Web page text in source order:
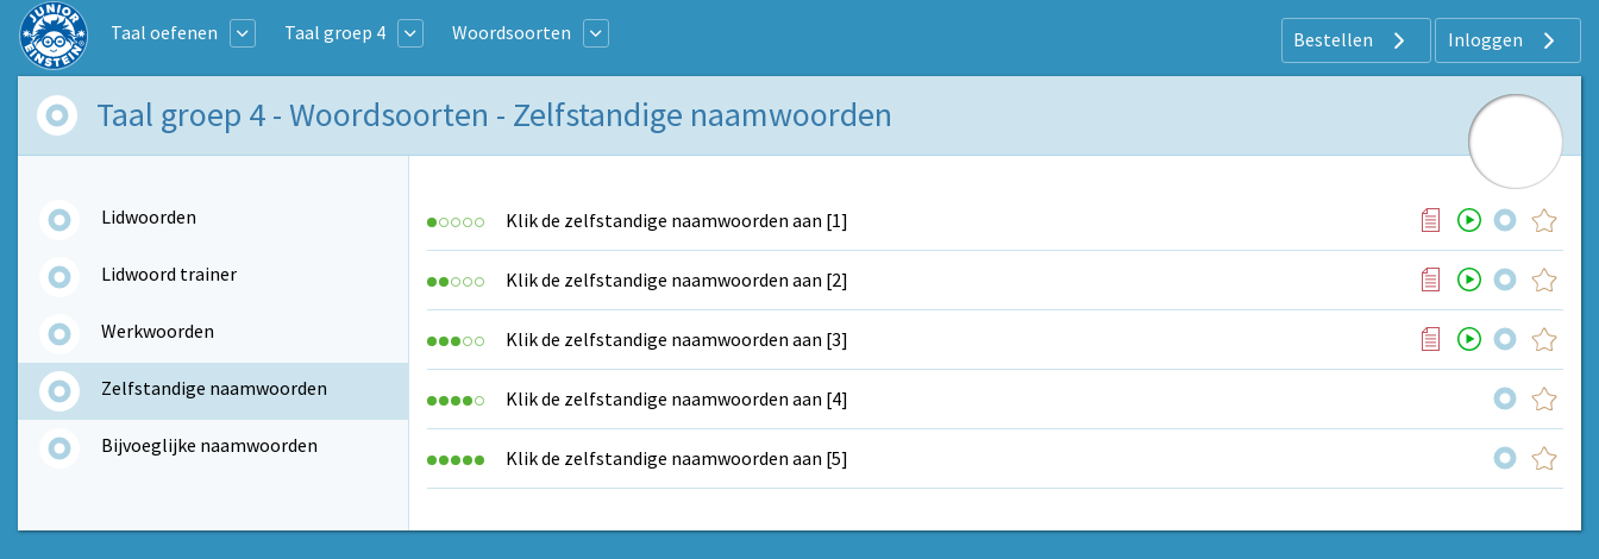
Taal oefenen Taal groep 4 Woordsoorten Bestellen Inloggen
Taal groep 4 - Woordsoorten - Zelfstandige naamwoorden
Lidwoorden
Lidwoord trainer
Werkwoorden
Zelfstandige naamwoorden
Bijvoeglijke naamwoorden
Klik de zelfstandige naamwoorden aan [1]
Klik de zelfstandige naamwoorden aan [2]
Klik de zelfstandige naamwoorden aan [3]
Klik de zelfstandige naamwoorden aan [4]
Klik de zelfstandige naamwoorden aan [5]